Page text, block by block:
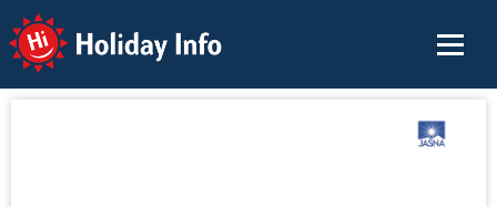
Holiday Info